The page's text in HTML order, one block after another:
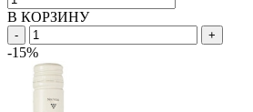
В КОРЗИНУ
- +
-15%